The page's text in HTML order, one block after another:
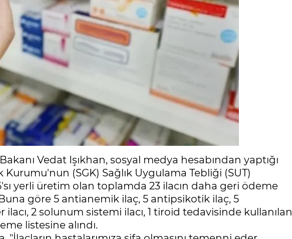
Vedat Işıkhan, sosyal medya hesabından yaptığı
Kurumu'nun (SGK) Sağlık Uygulama Tebliği (SUT)
yerli üretim olan toplamda 23 ilacın daha geri ödeme
Buna göre 5 antianemik ilaç, 5 antipsikotik ilaç, 5
2 solunum sistemi ilacı, 1 tiroid tedavisinde kullanılan
listesine alındı.